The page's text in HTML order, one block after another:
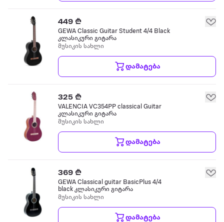
449 ₾
GEWA Classic Guitar Student 4/4 Black
კლასიკური გიტარა
მუსიკის სახლი
დამატება
325 ₾
VALENCIA VC354PP classical Guitar
კლასიკური გიტარა
მუსიკის სახლი
დამატება
369 ₾
GEWA Classical guitar BasicPlus 4/4
black კლასიკური გიტარა
მუსიკის სახლი
დამატება